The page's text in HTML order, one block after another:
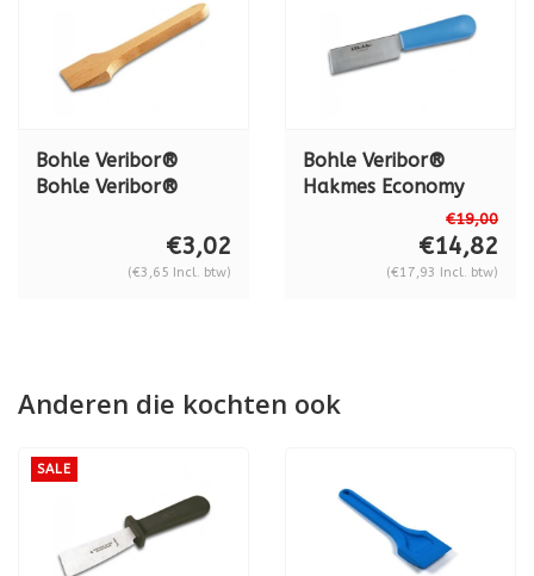
Bohle Veribor®
Bohle Veribor®
(basic) BO 5165000
€3,02
(€3,65 Incl. btw)
Bohle Veribor®
Hakmes Economy
€19,00
€14,82
(€17,93 Incl. btw)
Anderen die kochten ook
SALE